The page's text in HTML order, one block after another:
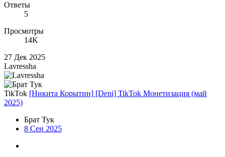
Ответы
5
Просмотры
14K
27 Дек 2025
Lavressha
TikTok [Никита Корытин] [Deni] TikTok Монетизация (май
2025)
Брат Тук
8 Сен 2025